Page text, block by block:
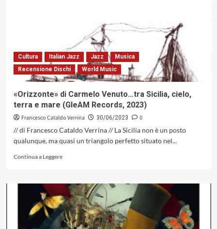
Gallo:
una
sintesi
esaustiva
fra
mondi
apparentemente
distanti
2023)
Cultura Italian Jazz Jazz
Musica
Recensione Dischi
World Music
«Orizzonte» di Carmelo Venuto…tra Sicilia, cielo,
terra e mare (GleAM Records, 2023)
Francesco Cataldo Verrina 30/06/2023
0
// di Francesco Cataldo Verrina // La Sicilia non è un posto
qualunque, ma quasi un triangolo perfetto situato nel...
Continua a LeggereLeggi
su
«Orizzonte»
di
Carmelo
Venuto…